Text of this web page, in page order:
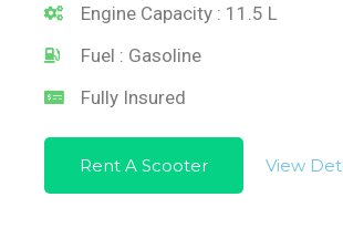
Engine Capacity : 11.5 L
Fuel : Gasoline
Fully Insured
Rent A Scooter View